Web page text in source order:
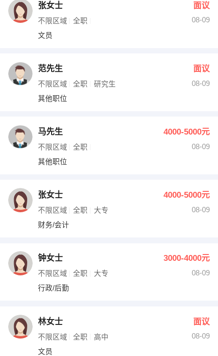
张女士 面议
不限区域 全职
08-09
文员
范先生 面议
不限区域 全职 研究生
08-09
其他职位
马先生 4000-5000元
不限区域 全职
08-09
其他职位
张女士 4000-5000元
不限区域 全职 大专
08-09
财务/会计
钟女士 3000-4000元
不限区域 全职 大专
08-09
行政/后勤
林女士 面议
不限区域 全职 高中
08-09
文员